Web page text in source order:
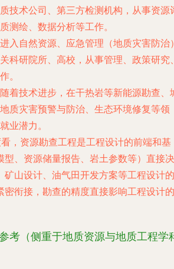
技术公司、第三方检测机构，从事资源
测绘、数据分析等工作。
进入自然资源、应急管理（地质灾害防治
科研院所、高校，从事管理、政策研究
。
随着技术进步，在干热岩等新能源勘查、
质灾害预警与防治、生态环境修复等领
业潜力。
，资源勘查工程是工程设计的前端和基
型、资源储量报告、岩土参数等）直接决
矿山设计、油气田开发方案等工程设计的
密衔接，勘查的精度直接影响工程设计的
考（侧重于地质资源与地质工程学